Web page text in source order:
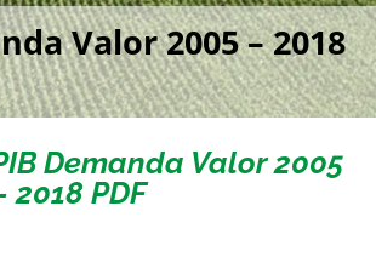
Valor 2005 – 2018
Demanda Valor 2005
2018 PDF